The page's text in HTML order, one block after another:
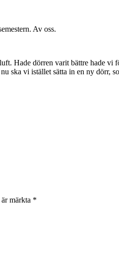
Av oss.
Hade dörren varit bättre hade vi
ska vi istället sätta in en ny
märkta *